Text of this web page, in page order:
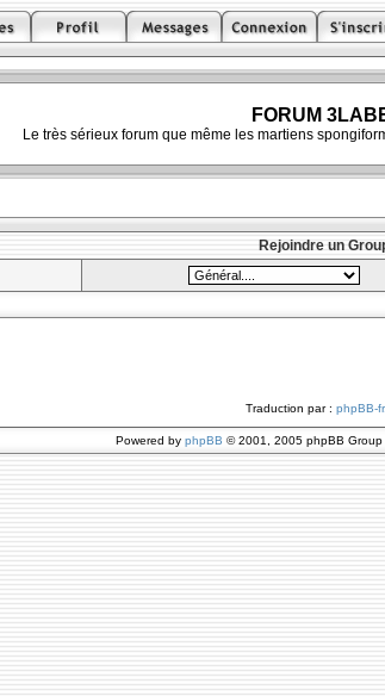
FORUM
Le très sérieux forum que même les martiens
Rejoindre un
Traduction par : phpBB-
Powered by phpBB © 2001, 2005 phpBB Group